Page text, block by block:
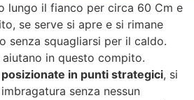
lungo il fianco per circa 60 Cm e
se serve si apre e si rimane
senza squagliarsi per il caldo.
in questo compito.
in punti strategici, si
senza nessun